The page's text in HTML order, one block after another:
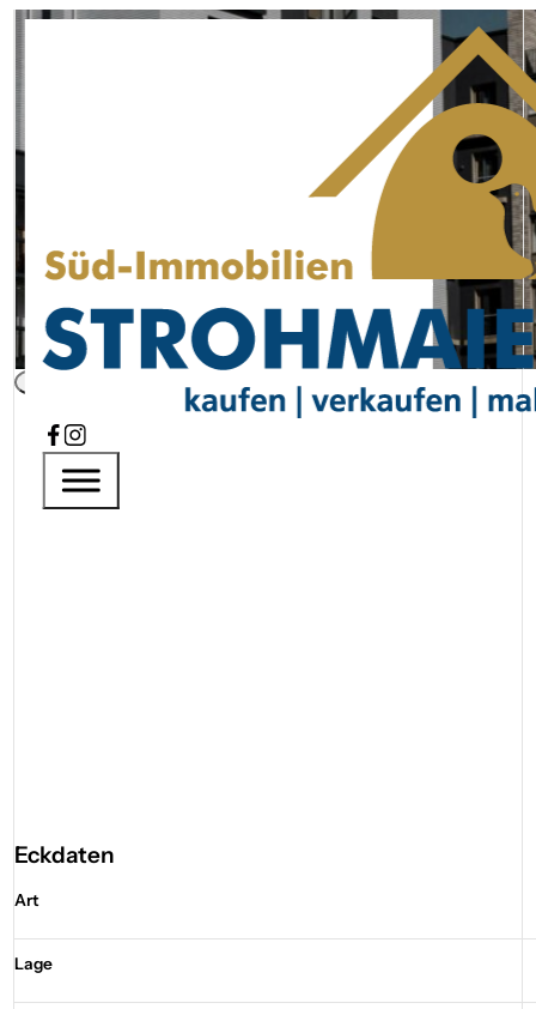
Wohnen, arbeiten, ankommen
Einfamilienhaus mit XXL-
Startseite Immobilien Aktuelle Immobilie
Eckdaten
Art
Lage